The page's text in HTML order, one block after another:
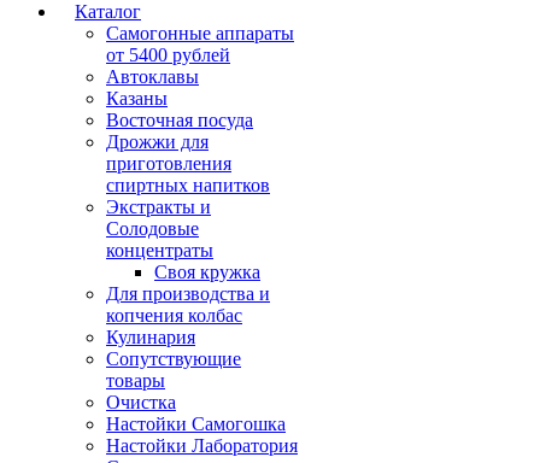
Каталог
Самогонные аппараты
от 5400 рублей
Автоклавы
Казаны
Восточная посуда
Дрожжи для
приготовления
спиртных напитков
Экстракты и
Солодовые
концентраты
Своя кружка
Для производства и
копчения колбас
Кулинария
Сопутствующие
товары
Очистка
Настойки Самогошка
Настойки Лаборатория